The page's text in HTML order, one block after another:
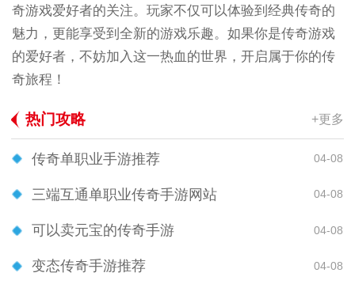
奇游戏爱好者的关注。玩家不仅可以体验到经典传奇的
魅力，更能享受到全新的游戏乐趣。如果你是传奇游戏
的爱好者，不妨加入这一热血的世界，开启属于你的传
奇旅程！
热门攻略 +更多
传奇单职业手游推荐 04-08
三端互通单职业传奇手游网站 04-08
可以卖元宝的传奇手游 04-08
变态传奇手游推荐 04-08